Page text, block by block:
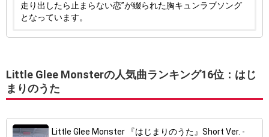
走り出したら止まらない恋”が綴られた胸キュンラブソング
となっています。
Little Glee Monsterの人気曲ランキング16位：はじ
まりのうた
Little Glee Monster 『はじまりのうた』Short Ver. -